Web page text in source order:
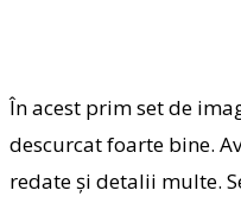
În acest prim set de
descurcat foarte bine.
redate și detalii multe.